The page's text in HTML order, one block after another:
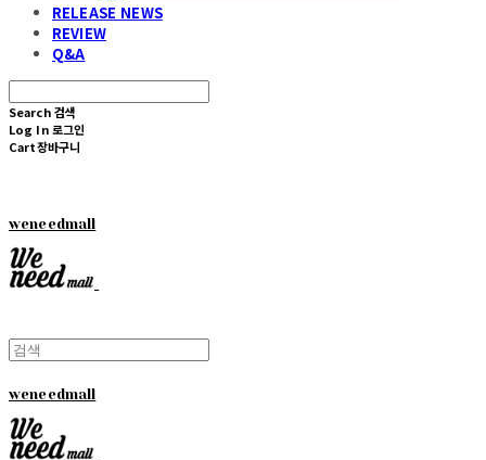
RELEASE NEWS
REVIEW
Q&A
Search 검색
Log In 로그인
Cart장바구니
weneedmall
weneedmall